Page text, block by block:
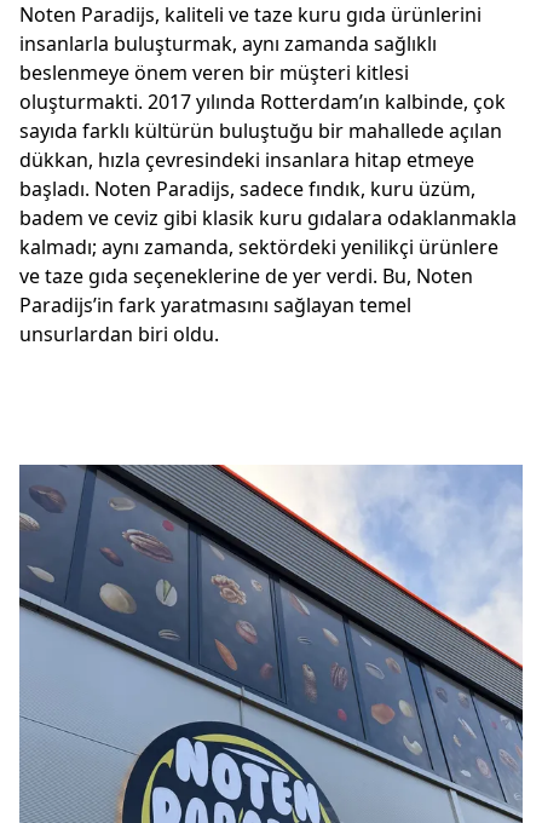
Noten Paradijs, kaliteli ve taze kuru gıda ürünlerini
insanlarla buluşturmak, aynı zamanda sağlıklı
beslenmeye önem veren bir müşteri kitlesi
oluşturmakti. 2017 yılında Rotterdam’ın kalbinde, çok
sayıda farklı kültürün buluştuğu bir mahallede açılan
dükkan, hızla çevresindeki insanlara hitap etmeye
başladı. Noten Paradijs, sadece fındık, kuru üzüm,
badem ve ceviz gibi klasik kuru gıdalara odaklanmakla
kalmadı; aynı zamanda, sektördeki yenilikçi ürünlere
ve taze gıda seçeneklerine de yer verdi. Bu, Noten
Paradijs’in fark yaratmasını sağlayan temel
unsurlardan biri oldu.